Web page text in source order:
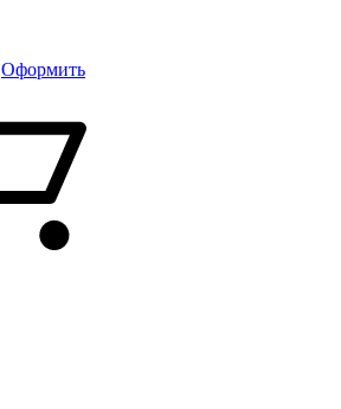
Оформить